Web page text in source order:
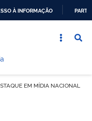
À INFORMAÇÃO
EM MÍDIA NACIONAL